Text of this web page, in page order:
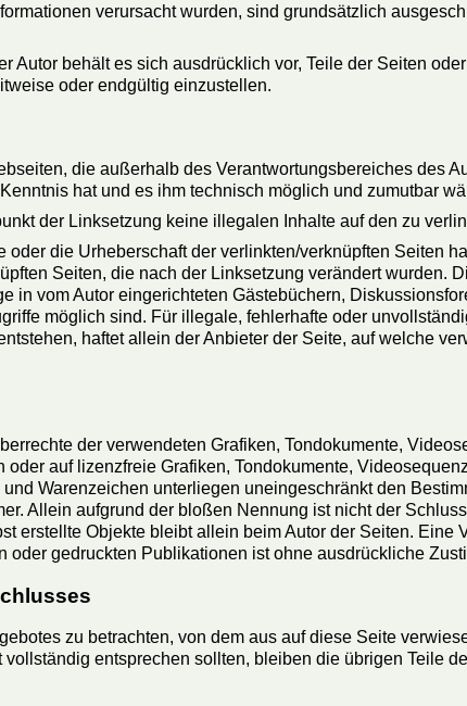
verursacht wurden, sind grundsätzlich
behält es sich ausdrücklich vor, Teile der Seiten
oder endgültig einzustellen.
die außerhalb des Verantwortungsbereiches des
hat und es ihm technisch möglich und zumutbar
der Linksetzung keine illegalen Inhalte auf den zu
die Urheberschaft der verlinkten/verknüpften Seiten
Seiten, die nach der Linksetzung verändert wurden.
in vom Autor eingerichteten Gästebüchern,
möglich sind. Für illegale, fehlerhafte oder
haftet allein der Anbieter der Seite, auf welche
der verwendeten Grafiken, Tondokumente,
auf lizenzfreie Grafiken, Tondokumente,
Warenzeichen unterliegen uneingeschränkt den
Allein aufgrund der bloßen Nennung ist nicht der
erstellte Objekte bleibt allein beim Autor der Seiten.
gedruckten Publikationen ist ohne ausdrückliche
zu betrachten, von dem aus auf diese Seite
entsprechen sollten, bleiben die übrigen Teile